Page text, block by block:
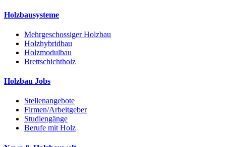
Holzbausysteme
Mehrgeschossiger Holzbau
Holzhybridbau
Holzmodulbau
Brettschichtholz
Holzbau Jobs
Stellenangebote
Firmen/Arbeitgeber
Studiengänge
Berufe mit Holz